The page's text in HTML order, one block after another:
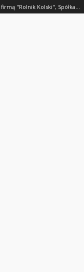
Statut Spółki Akcyjnej pod firmą "Rolnik Kolski", Spółka Akcyjna Handlu Spożem w Kole